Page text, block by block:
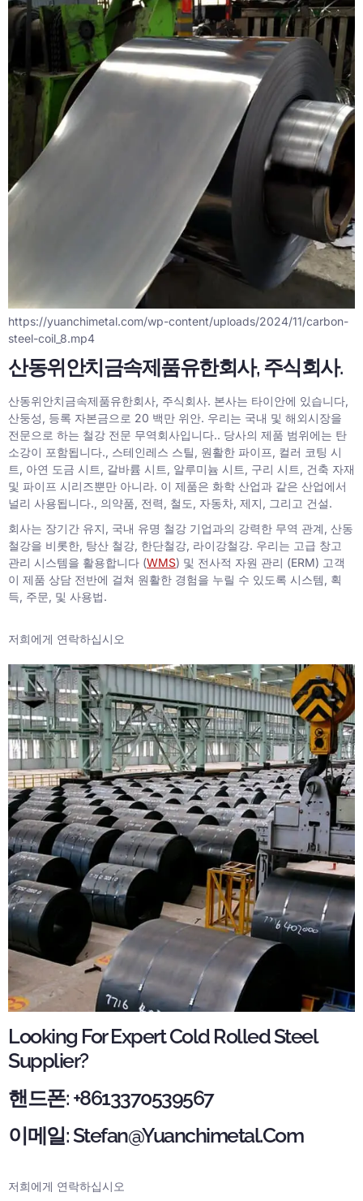
https://yuanchimetal.com/wp-content/uploads/2024/11/carbon-
steel-coil_8.mp4
산동위안치금속제품유한회사, 주식회사.
산동위안치금속제품유한회사, 주식회사. 본사는 타이안에 있습니다,
산둥성, 등록 자본금으로 20 백만 위안. 우리는 국내 및 해외시장을
전문으로 하는 철강 전문 무역회사입니다.. 당사의 제품 범위에는 탄
소강이 포함됩니다., 스테인레스 스틸, 원활한 파이프, 컬러 코팅 시
트, 아연 도금 시트, 갈바륨 시트, 알루미늄 시트, 구리 시트, 건축 자재
및 파이프 시리즈뿐만 아니라. 이 제품은 화학 산업과 같은 산업에서
널리 사용됩니다., 의약품, 전력, 철도, 자동차, 제지, 그리고 건설.
회사는 장기간 유지, 국내 유명 철강 기업과의 강력한 무역 관계, 산동
철강을 비롯한, 탕산 철강, 한단철강, 라이강철강. 우리는 고급 창고
관리 시스템을 활용합니다 (WMS) 및 전사적 자원 관리 (ERM) 고객
이 제품 상담 전반에 걸쳐 원활한 경험을 누릴 수 있도록 시스템, 획
득, 주문, 및 사용법.
저희에게 연락하십시오
Looking For Expert Cold Rolled Steel
Supplier?
핸드폰: +8613370539567
이메일:Stefan@yuanchimetal.com
저희에게 연락하십시오